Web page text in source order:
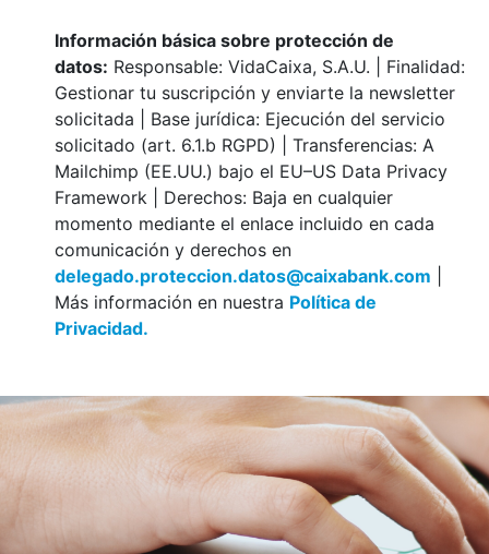
Información básica sobre protección de
datos: Responsable: VidaCaixa, S.A.U. | Finalidad:
Gestionar tu suscripción y enviarte la newsletter
solicitada | Base jurídica: Ejecución del servicio
solicitado (art. 6.1.b RGPD) | Transferencias: A
Mailchimp (EE.UU.) bajo el EU–US Data Privacy
Framework | Derechos: Baja en cualquier
momento mediante el enlace incluido en cada
comunicación y derechos en
delegado.proteccion.datos@caixabank.com
Más información en nuestra Política de
Privacidad.